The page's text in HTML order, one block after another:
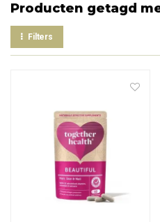
Producten getagd
Filters